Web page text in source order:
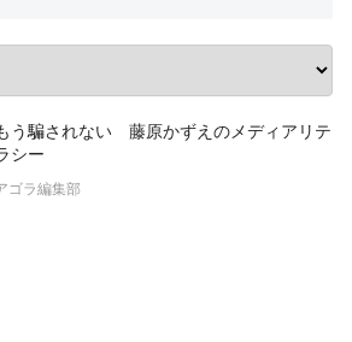
う騙されない 藤原かずえのメディアリテ
シー
ゴラ編集部